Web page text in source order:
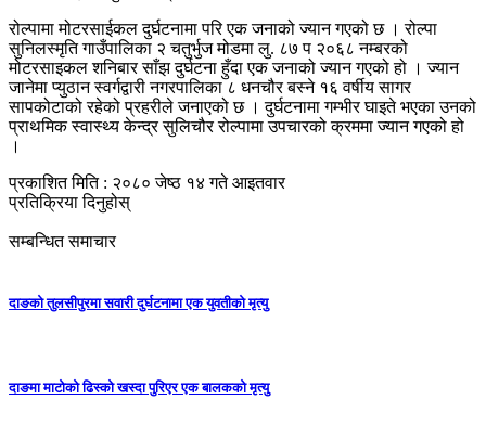
रोल्पामा मोटरसाईकल दुर्घटनामा परि एक जनाको ज्यान गएको छ । रोल्पा
सुनिलस्मृति गाउँपालिका २ चतुर्भुज मोडमा लु. ८७ प २०६८ नम्बरको
मोटरसाइकल शनिबार साँझ दुर्घटना हुँदा एक जनाको ज्यान गएको हो । ज्यान
जानेमा प्युठान स्वर्गद्वारी नगरपालिका ८ धनचौर बस्ने १६ वर्षीय सागर
सापकोटाको रहेको प्रहरीले जनाएको छ । दुर्घटनामा गम्भीर घाइते भएका उनको
प्राथमिक स्वास्थ्य केन्द्र सुलिचौर रोल्पामा उपचारको क्रममा ज्यान गएको हो
।
प्रकाशित मिति : २०८० जेष्ठ १४ गते आइतवार
प्रतिक्रिया दिनुहोस्
सम्बन्धित समाचार
दाङको तुलसीपुरमा सवारी दुर्घटनामा एक युवतीको मृत्यु
दाङमा माटोको ढिस्को खस्दा पुरिएर एक बालकको मृत्यु